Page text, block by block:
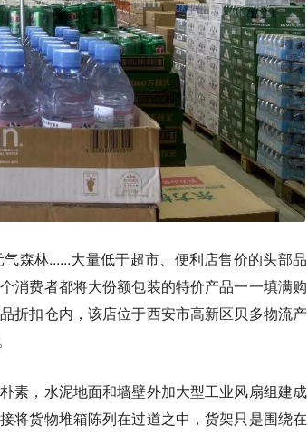
森林......大量低于超市、便利店售价的头部品
消费者都将大份额包装的特价产品一一填满购
折扣仓内，该店位于西安市高新区贝多物流产
素，水泥地面和墙壁外加大型工业风扇组建成
将货物堆箱陈列在过道之中，货架只是围绕在